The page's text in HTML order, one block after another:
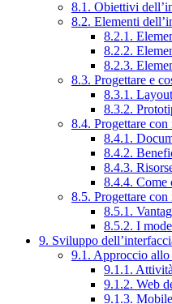
8.1. Obiettivi
8.2. Elementi
8.2.1.
8.2.2.
8.2.3.
8.3. Progettare e
8.3.1.
8.3.2.
8.4. Progettare
8.4.1.
8.4.2.
8.4.3.
8.4.4. Come
8.5. Progettare
8.5.1.
8.5.2. I
9. Sviluppo
9.1. Approccio
9.1.1.
9.1.2. Web
9.1.3.